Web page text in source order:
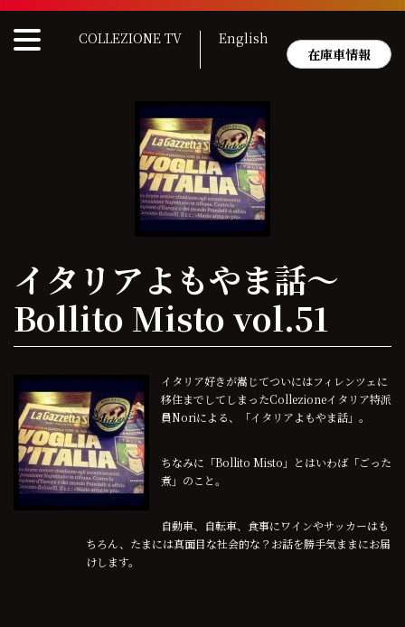
Skip
content
COLLEZIONE TV
English
在庫車情報
イタリアよもやま話〜
Bollito Misto vol.51
イタリア好きが嵩じてついにはフィレンツェに
移住までしてしまったCollezioneイタリア特派
員Noriによる、「イタリアよもやま話」。
ちなみに「Bollito Misto」とはいわば「ごった
煮」のこと。
自動車、自転車、食事にワインやサッカーはも
ちろん、たまには真面目な社会的な？お話を勝手気ままにお届
けします。